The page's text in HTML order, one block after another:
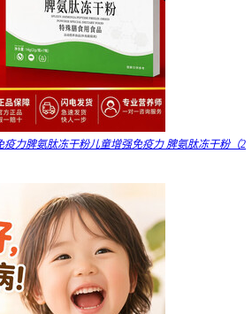
力脾氨肽冻干粉儿童增强免疫力 脾氨肽冻干粉（2